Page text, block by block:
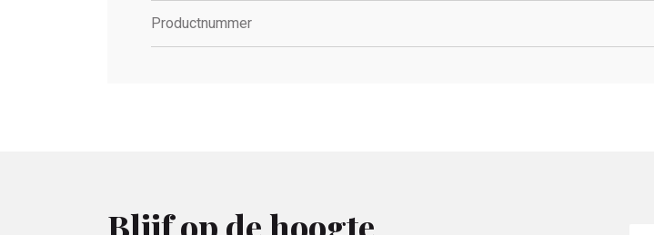
Productnummer
Blijf op de hoogte